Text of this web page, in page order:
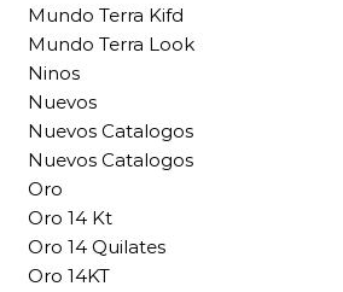
Mundo Terra Kifd
Mundo Terra Look
Ninos
Nuevos
Nuevos Catalogos
Nuevos Catalogos
Oro
Oro 14 Kt
Oro 14 Quilates
Oro 14KT